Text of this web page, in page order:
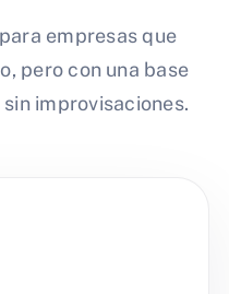
empresas que
pero con una base
improvisaciones.